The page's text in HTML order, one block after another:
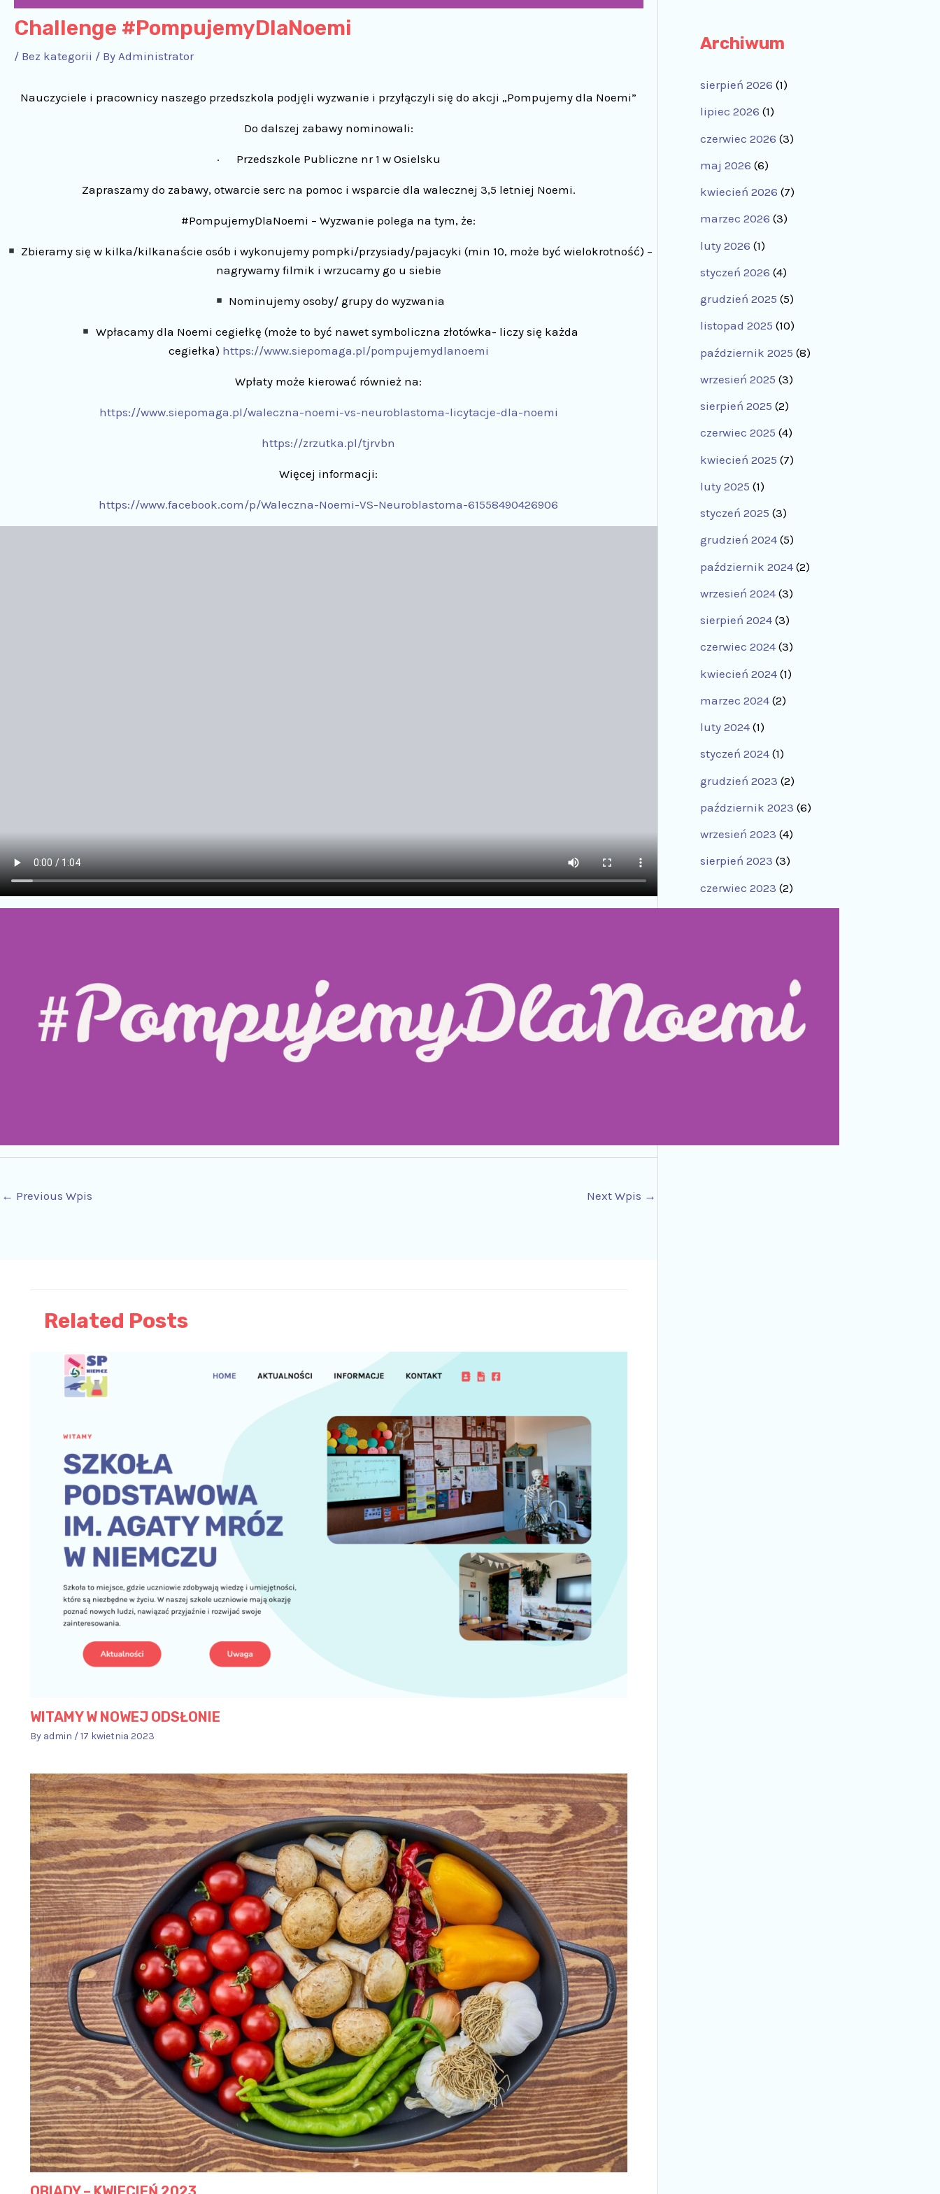
Challenge #PompujemyDlaNoemi
/ Bez kategorii / By Administrator
Nauczyciele i pracownicy naszego przedszkola podjęli wyzwanie i przyłączyli się do akcji „Pompujemy dla Noemi”
Do dalszej zabawy nominowali:
· Przedszkole Publiczne nr 1 w Osielsku
Zapraszamy do zabawy, otwarcie serc na pomoc i wsparcie dla walecznej 3,5 letniej Noemi.
#PompujemyDlaNoemi – Wyzwanie polega na tym, że:
Zbieramy się w kilka/kilkanaście osób i wykonujemy pompki/przysiady/pajacyki (min 10, może być wielokrotność) –
nagrywamy filmik i wrzucamy go u siebie
Nominujemy osoby/ grupy do wyzwania
Wpłacamy dla Noemi cegiełkę (może to być nawet symboliczna złotówka- liczy się każda
cegiełka) https://www.siepomaga.pl/pompujemydlanoemi
Wpłaty może kierować również na:
https://www.siepomaga.pl/waleczna-noemi-vs-neuroblastoma-licytacje-dla-noemi
https://zrzutka.pl/tjrvbn
Więcej informacji:
https://www.facebook.com/p/Waleczna-Noemi-VS-Neuroblastoma-61558490426906
← Previous Wpis Next Wpis →
Related Posts
WITAMY W NOWEJ ODSŁONIE
By admin /17 kwietnia 2023
Archiwum
sierpień 2026 (1)
lipiec 2026 (1)
czerwiec 2026 (3)
maj 2026 (6)
kwiecień 2026 (7)
marzec 2026 (3)
luty 2026 (1)
styczeń 2026 (4)
grudzień 2025 (5)
listopad 2025 (10)
październik 2025 (8)
wrzesień 2025 (3)
sierpień 2025 (2)
czerwiec 2025 (4)
kwiecień 2025 (7)
luty 2025 (1)
styczeń 2025 (3)
grudzień 2024(5)
październik 2024(2)
wrzesień 2024(3)
sierpień 2024(3)
czerwiec 2024(3)
kwiecień 2024(1)
marzec 2024(2)
luty 2024(1)
styczeń 2024(1)
grudzień 2023 (2)
październik 2023 (6)
wrzesień 2023 (4)
sierpień 2023 (3)
czerwiec 2023 (2)